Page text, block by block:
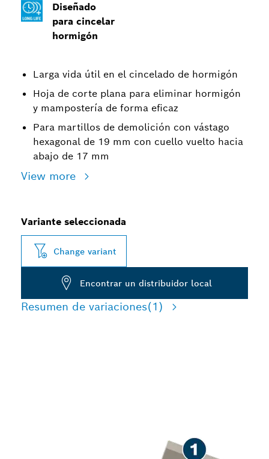
Diseñado
para cincelar
hormigón
Larga vida útil en el cincelado de hormigón
Hoja de corte plana para eliminar hormigón
y mampostería de forma eficaz
Para martillos de demolición con vástago
hexagonal de 19 mm con cuello vuelto hacia
abajo de 17 mm
View more
Variante seleccionada
Change variant
Encontrar un distribuidor local
Resumen de variaciones(1)